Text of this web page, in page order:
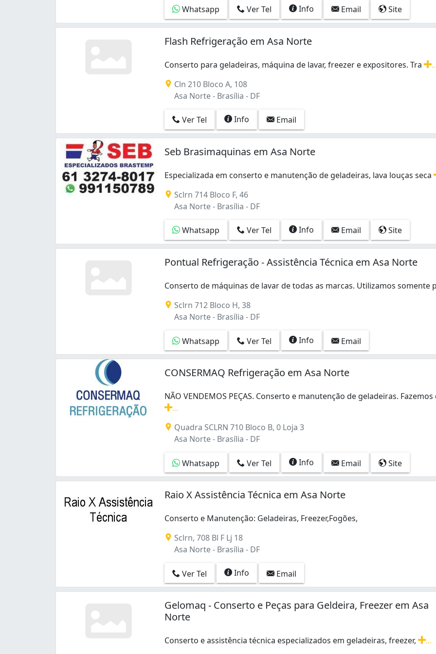
Samambaia Sul (Samambaia) (2)
Sao Sebastião (1)
Setor Habitacional Arniqueira (Águas Claras) (2)
Taguatinga Norte (Taguatinga) (2)
Taguatinga Sul (Taguatinga) (6)
Vila São José (Vicente Pires) (1)
Área Octogonal (1)
Whatsapp Ver Tel Info Email Site
Flash Refrigeração em Asa Norte
Conserto para geladeiras, máquina de lavar, freezer e expositores. Tra
Conserto para geladeiras, máquina de lavar, freezer e expositores.
Cln 210 Bloco A, 108
Asa Norte - Brasília - DF
Ver Tel Info Email
Seb Brasimaquinas em Asa Norte
Especializada em conserto e manutenção de geladeiras, lava louças seca
Especializada em conserto e manutenção de geladeiras, lava louças
Sclrn 714 Bloco F, 46
Asa Norte - Brasília - DF
Whatsapp Ver Tel Info Email Site
Pontual Refrigeração - Assistência Técnica em Asa Norte
Conserto de máquinas de lavar de todas as marcas. Utilizamos somente
Sclrn 712 Bloco H, 38
Asa Norte - Brasília - DF
Whatsapp Ver Tel Info Email
CONSERMAQ Refrigeração em Asa Norte
NÃO VENDEMOS PEÇAS. Conserto e manutenção de geladeiras.
Quadra SCLRN 710 Bloco B, 0 Loja 3
Asa Norte - Brasília - DF
Whatsapp Ver Tel Info Email Site
Raio X Assistência Técnica em Asa Norte
Conserto e Manutenção: Geladeiras, Freezer,Fogões,
Sclrn, 708 Bl F Lj 18
Asa Norte - Brasília - DF
Ver Tel Info Email
Gelomaq - Conserto e Peças para Geldeira, Freezer em Asa
Norte
Conserto e assistência técnica especializados em geladeiras, freezer,